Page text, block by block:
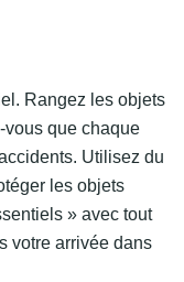
Rangez les objets
vous que chaque
Utilisez du
les objets
» avec tout
votre arrivée dans